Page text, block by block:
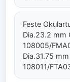
Feste
Dia.23.2 mm
108005/
Dia.31.75
108011/